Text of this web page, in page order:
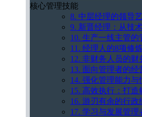
核心管理技能
8. 中层经理的领导
9. 新晋经理：从技
10. 生产一线主管
11. 经理人的8项修
12. 非财务人员的财
13. 面向管理者的
14. 强化管理能力与
15. 高效执行：打造
16. 游刃有余的行政
17. 学习与发展管